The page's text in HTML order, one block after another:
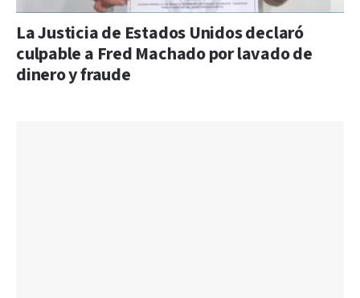
La Justicia de Estados Unidos declaró
culpable a Fred Machado por lavado de
dinero y fraude